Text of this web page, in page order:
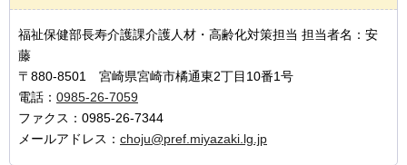
福祉保健部長寿介護課介護人材・高齢化対策担当 担当者名：安
藤
〒880-8501 宮崎県宮崎市橘通東2丁目10番1号
電話： 0985-26-7059
ファクス：0985-26-7344
メールアドレス： choju@pref.miyazaki.lg.jp